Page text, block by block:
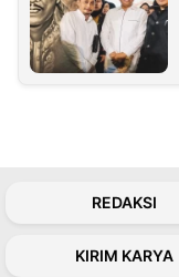
REDAKSI
KIRIM KARYA